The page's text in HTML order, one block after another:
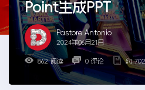
Point生成PPT
Pastore Antonio
2024年06月21日
862 阅读 0 评论 约